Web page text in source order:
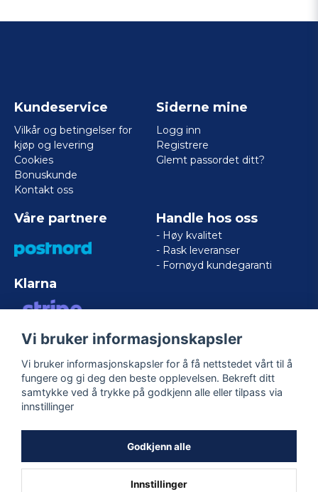
Kundeservice
Vilkår og betingelser for
kjøp og levering
Cookies
Bonuskunde
Kontakt oss
Siderne mine
Logg inn
Registrere
Glemt passordet ditt?
Våre partnere
Klarna
VISA/MASTERCARD/AMERICAN
Handle hos oss
- Høy kvalitet
- Rask leveranser
- Fornøyd kundegaranti
Følg oss
Vi bruker informasjonskapsler
Vi bruker informasjonskapsler for å få nettstedet vårt til å
fungere og gi deg den beste opplevelsen. Bekreft ditt
samtykke ved å trykke på godkjenn alle eller tilpass via
innstillinger
Godkjenn alle
Innstillinger